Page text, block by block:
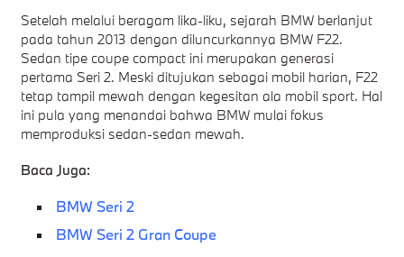
Setelah melalui beragam lika-liku, sejarah BMW berlanjut
pada tahun 2013 dengan diluncurkannya BMW F22.
Sedan tipe coupe compact ini merupakan generasi
pertama Seri 2. Meski ditujukan sebagai mobil harian, F22
tetap tampil mewah dengan kegesitan ala mobil sport. Hal
ini pula yang menandai bahwa BMW mulai fokus
memproduksi sedan-sedan mewah.
Baca Juga:
BMW Seri 2
BMW Seri 2 Gran Coupe